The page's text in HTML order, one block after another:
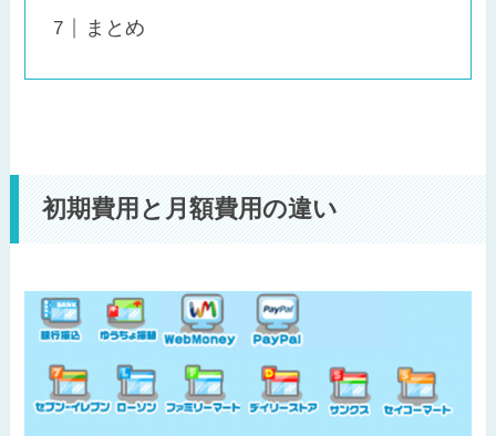
まとめ
初期費用と月額費用の違い